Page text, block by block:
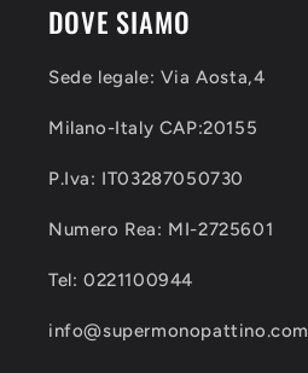
DOVE SIAMO
Sede legale: Via Aosta,4
Milano-Italy CAP:20155
P.Iva: IT03287050730
Numero Rea: MI-2725601
Tel: 0221100944
info@supermonopattino.com